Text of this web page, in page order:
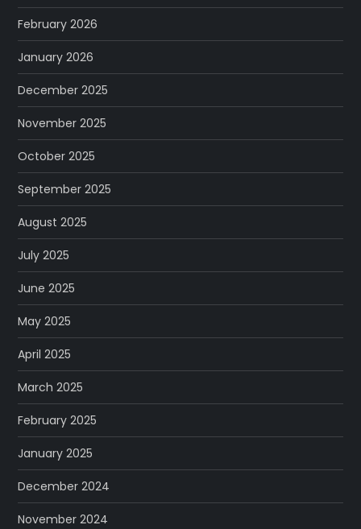
February 2026
January 2026
December 2025
November 2025
October 2025
September 2025
August 2025
July 2025
June 2025
May 2025
April 2025
March 2025
February 2025
January 2025
December 2024
November 2024